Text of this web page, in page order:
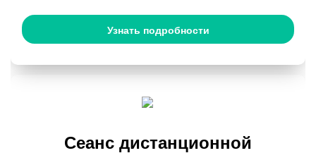
Узнать подробности
Сеанс дистанционной